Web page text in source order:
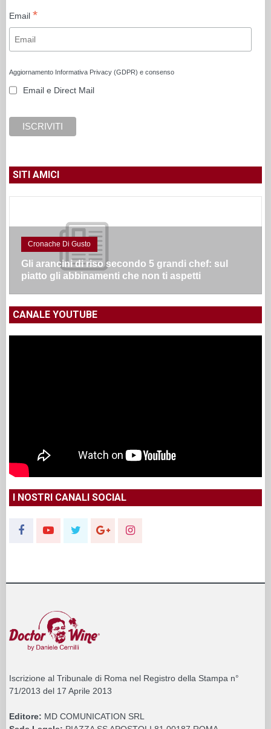
Email *
Aggiornamento Informativa Privacy (GDPR) e consenso
Email e Direct Mail
SITI AMICI
Cronache Di Gusto
Gli arancini di riso secondo 5 grandi chef: sul
piatto gli abbinamenti che non ti aspetti
CANALE YOUTUBE
I NOSTRI CANALI SOCIAL
Iscrizione al Tribunale di Roma nel Registro della Stampa n°
71/2013 del 17 Aprile 2013
Editore: MD COMUNICATION SRL